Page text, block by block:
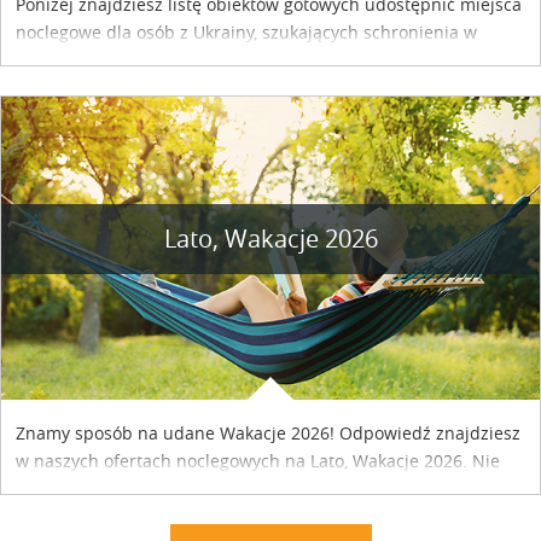
noclegowe dla osób z Ukrainy, szukających schronienia w
Lato, Wakacje 2026
Znamy sposób na udane Wakacje 2026! Odpowiedź znajdziesz
w naszych ofertach noclegowych na Lato, Wakacje 2026. Nie
zwlekaj atrakcyjne noclegi czekają...